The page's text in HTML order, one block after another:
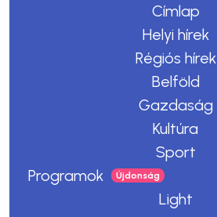
Címlap
Helyi hírek
Régiós hírek
Belföld
Gazdaság
Kultúra
Sport
Programok
Light